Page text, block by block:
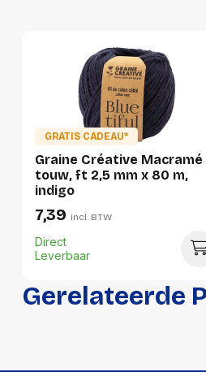
190 g
Verpakking
Per stuk
Hoeveelheid:
1 stuk
Breedte:
110
Hoogte:
90
Gewicht:
190
Gerelateerde
GRATIS CADEAU*
Graine Créative Macramé
touw, ft 2,5 mm x 80 m,
indigo
7,39 incl. BTW
Direct
Leverbaar